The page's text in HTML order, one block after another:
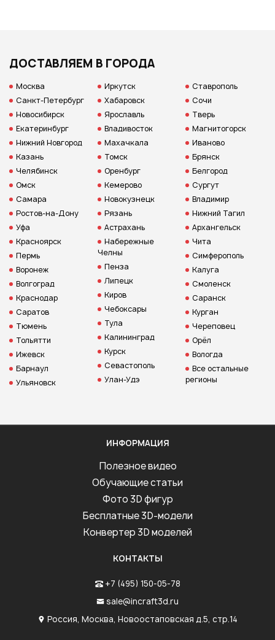
ДОСТАВЛЯЕМ В ГОРОДА
Москва
Санкт-Петербург
Новосибирск
Екатеринбург
Нижний Новгород
Казань
Челябинск
Омск
Самара
Ростов-на-Дону
Уфа
Красноярск
Пермь
Воронеж
Волгоград
Краснодар
Саратов
Тюмень
Тольятти
Ижевск
Барнаул
Ульяновск
Иркутск
Хабаровск
Ярославль
Владивосток
Махачкала
Томск
Оренбург
Кемерово
Новокузнецк
Рязань
Астрахань
Набережные
Челны
Пенза
Липецк
Киров
Чебоксары
Тула
Калининград
Курск
Севастополь
Улан-Удэ
Ставрополь
Сочи
Тверь
Магнитогорск
Иваново
Брянск
Белгород
Сургут
Владимир
Нижний Тагил
Архангельск
Чита
Симферополь
Калуга
Смоленск
Саранск
Курган
Череповец
Орёл
Вологда
Все остальные
регионы
ИНФОРМАЦИЯ
Полезное видео
Обучающие статьи
Фото 3D фигур
Бесплатные 3D-модели
Конвертер 3D моделей
КОНТАКТЫ
+7 (495) 150-05-78
sale@incraft3d.ru
Россия, Москва, Новоостаповская д.5, стр.14